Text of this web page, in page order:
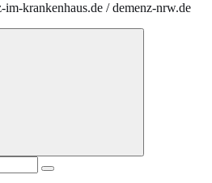
im-krankenhaus.de / demenz-nrw.de